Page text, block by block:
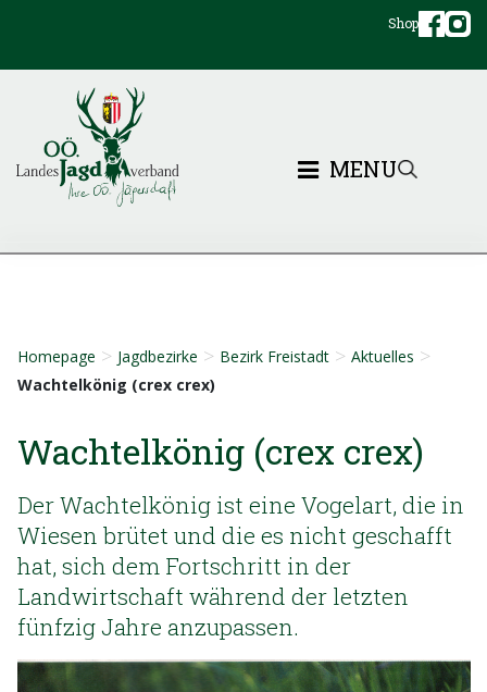
Shop
MENU
Homepage > Jagdbezirke > Bezirk Freistadt > Aktuelles >
Wachtelkönig (crex crex)
Wachtelkönig (crex crex)
Der Wachtelkönig ist eine Vogelart, die in
Wiesen brütet und die es nicht geschafft
hat, sich dem Fortschritt in der
Landwirtschaft während der letzten
fünfzig Jahre anzupassen.